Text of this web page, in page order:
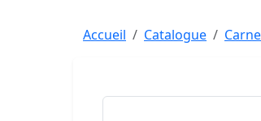
Accueil Catalogue